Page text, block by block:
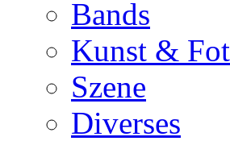
Bands
Kunst &
Szene
Diverses